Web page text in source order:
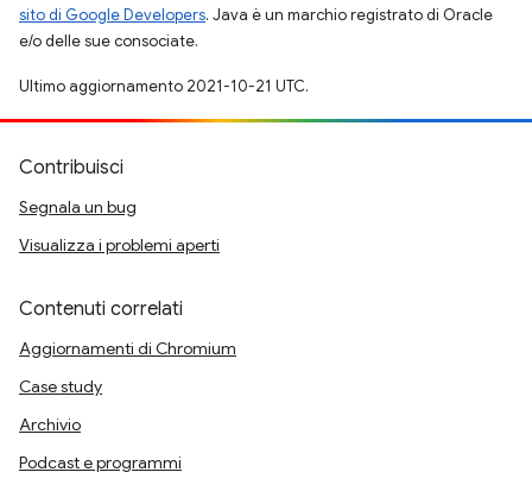
sito di Google Developers. Java è un marchio registrato di Oracle
e/o delle sue consociate.
Ultimo aggiornamento 2021-10-21 UTC.
Contribuisci
Segnala un bug
Visualizza i problemi aperti
Contenuti correlati
Aggiornamenti di Chromium
Case study
Archivio
Podcast e programmi